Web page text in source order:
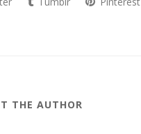
THE AUTHOR